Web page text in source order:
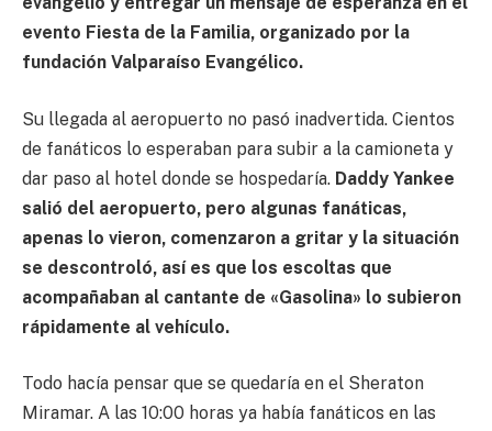
evento Fiesta de la Familia, organizado por la
fundación Valparaíso Evangélico.
Su llegada al aeropuerto no pasó inadvertida. Cientos
de fanáticos lo esperaban para subir a la camioneta y
dar paso al hotel donde se hospedaría. Daddy Yankee
salió del aeropuerto, pero algunas fanáticas,
apenas lo vieron, comenzaron a gritar y la situación
se descontroló, así es que los escoltas que
acompañaban al cantante de «Gasolina» lo subieron
rápidamente al vehículo.
Todo hacía pensar que se quedaría en el Sheraton
Miramar. A las 10:00 horas ya había fanáticos en las